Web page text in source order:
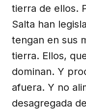
tierra de ellos.
Salta han
tengan en sus
tierra. Ellos,
dominan. Y
afuera. Y no
desagregada